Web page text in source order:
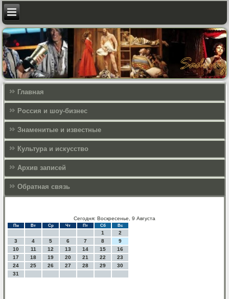
Главная
Россия и шоу-бизнес
Знаменитые и известные
Культура и искусcтво
Архив записей
Обратная связь
Сегодня: Воскресенье, 9 Августа
Пн Вт Ср Чт Пт Сб Вс
1
2
3
4 5 6 7 8
9
10
11 12 13 14 15
16
17
18 19 20 21 22
23
24
25 26 27 28 29
30
31